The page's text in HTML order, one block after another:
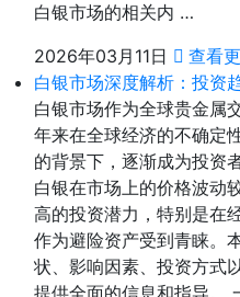
白银市场的相关内 …
2026年03月11日
查看
白银市场深度解析：投资
白银市场作为全球贵金属
年来在全球经济的不确定
的背景下，逐渐成为投资
白银在市场上的价格波动
高的投资潜力，特别是在
作为避险资产受到青睐。
状、影响因素、投资方式
提供全面的信息和指导。